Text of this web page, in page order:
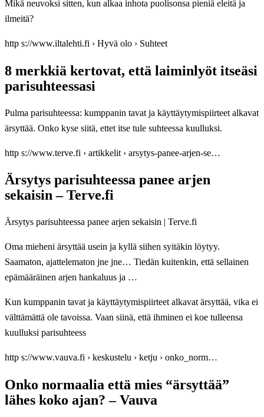
Mikä neuvoksi sitten, kun alkaa inhota puolisonsa pieniä eleitä ja
ilmeitä?
http s://www.iltalehti.fi › Hyvä olo › Suhteet
8 merkkiä kertovat, että laiminlyöt itseäsi
parisuhteessasi
Pulma parisuhteessa: kumppanin tavat ja käyttäytymispiirteet alkavat
ärsyttää. Onko kyse siitä, ettet itse tule suhteessa kuulluksi.
http s://www.terve.fi › artikkelit › arsytys-panee-arjen-se…
Ärsytys parisuhteessa panee arjen
sekaisin – Terve.fi
Ärsytys parisuhteessa panee arjen sekaisin | Terve.fi
Oma mieheni ärsyttää usein ja kyllä siihen syitäkin löytyy.
Saamaton, ajattelematon jne jne… Tiedän kuitenkin, että sellainen
epämääräinen arjen hankaluus ja …
Kun kumppanin tavat ja käyttäytymispiirteet alkavat ärsyttää, vika ei
välttämättä ole tavoissa. Vaan siinä, että ihminen ei koe tulleensa
kuulluksi parisuhteess
http s://www.vauva.fi › keskustelu › ketju › onko_norm…
Onko normaalia että mies “ärsyttää”
lähes koko ajan? – Vauva